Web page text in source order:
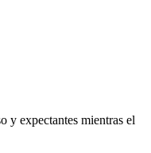
y expectantes mientras el